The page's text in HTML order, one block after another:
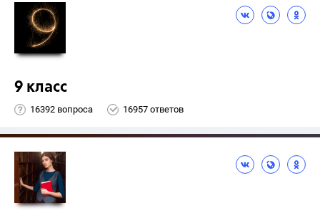
9 класс
16392 вопроса 16957 ответов